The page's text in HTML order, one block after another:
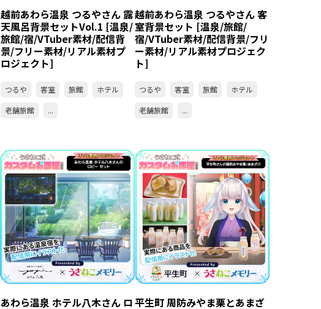
越前あわら温泉 つるやさん 露
天風呂背景セットVol.1 [温泉/
旅館/宿/VTuber素材/配信背
景/フリー素材/リアル素材プ
ロジェクト]
つるや 客室 旅館
ホテル
老舗旅館
...
越前あわら温泉 つるやさん 客
室背景セット [温泉/旅館/
宿/VTuber素材/配信背景/フリ
ー素材/リアル素材プロジェク
ト]
つるや 客室 旅館
ホテル
老舗旅館
...
あわら温泉 ホテル八木さん ロ平生町 周防みやま栗とあまざ